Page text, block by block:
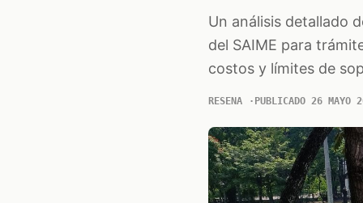
Un análisis detallado
del SAIME para
costos y límites de
RESENA PUBLICADO 26 MAYO